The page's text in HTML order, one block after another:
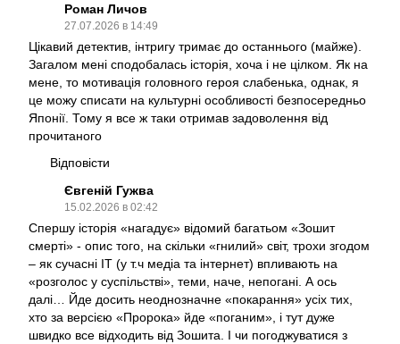
Роман Личов
27.07.2026 в 14:49
Цікавий детектив, інтригу тримає до останнього (майже).
Загалом мені сподобалась історія, хоча і не цілком. Як на
мене, то мотивація головного героя слабенька, однак, я
це можу списати на культурні особливості безпосередньо
Японії. Тому я все ж таки отримав задоволення від
прочитаного
Відповісти
Євгеній Гужва
15.02.2026 в 02:42
Спершу історія «нагадує» відомий багатьом «Зошит
смерті» - опис того, на скільки «гнилий» світ, трохи згодом
– як сучасні ІТ (у т.ч медіа та інтернет) впливають на
«розголос у суспільстві», теми, наче, непогані. А ось
далі… Йде досить неоднозначне «покарання» усіх тих,
хто за версією «Пророка» йде «поганим», і тут дуже
швидко все відходить від Зошита. І чи погоджуватися з